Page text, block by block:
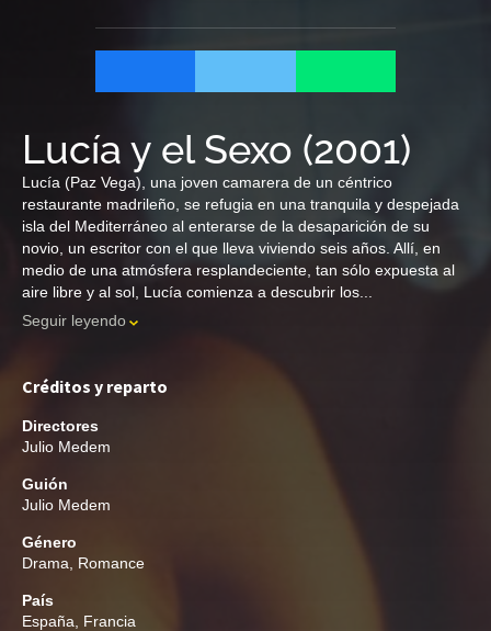
Lucía y el Sexo (2001)
Lucía (Paz Vega), una joven camarera de un céntrico
restaurante madrileño, se refugia en una tranquila y despejada
isla del Mediterráneo al enterarse de la desaparición de su
novio, un escritor con el que lleva viviendo seis años. Allí, en
medio de una atmósfera resplandeciente, tan sólo expuesta al
aire libre y al sol, Lucía comienza a descubrir los...
Seguir leyendo
Créditos y reparto
Directores
Julio Medem
Guión
Julio Medem
Género
Drama
Romance
País
España, Francia